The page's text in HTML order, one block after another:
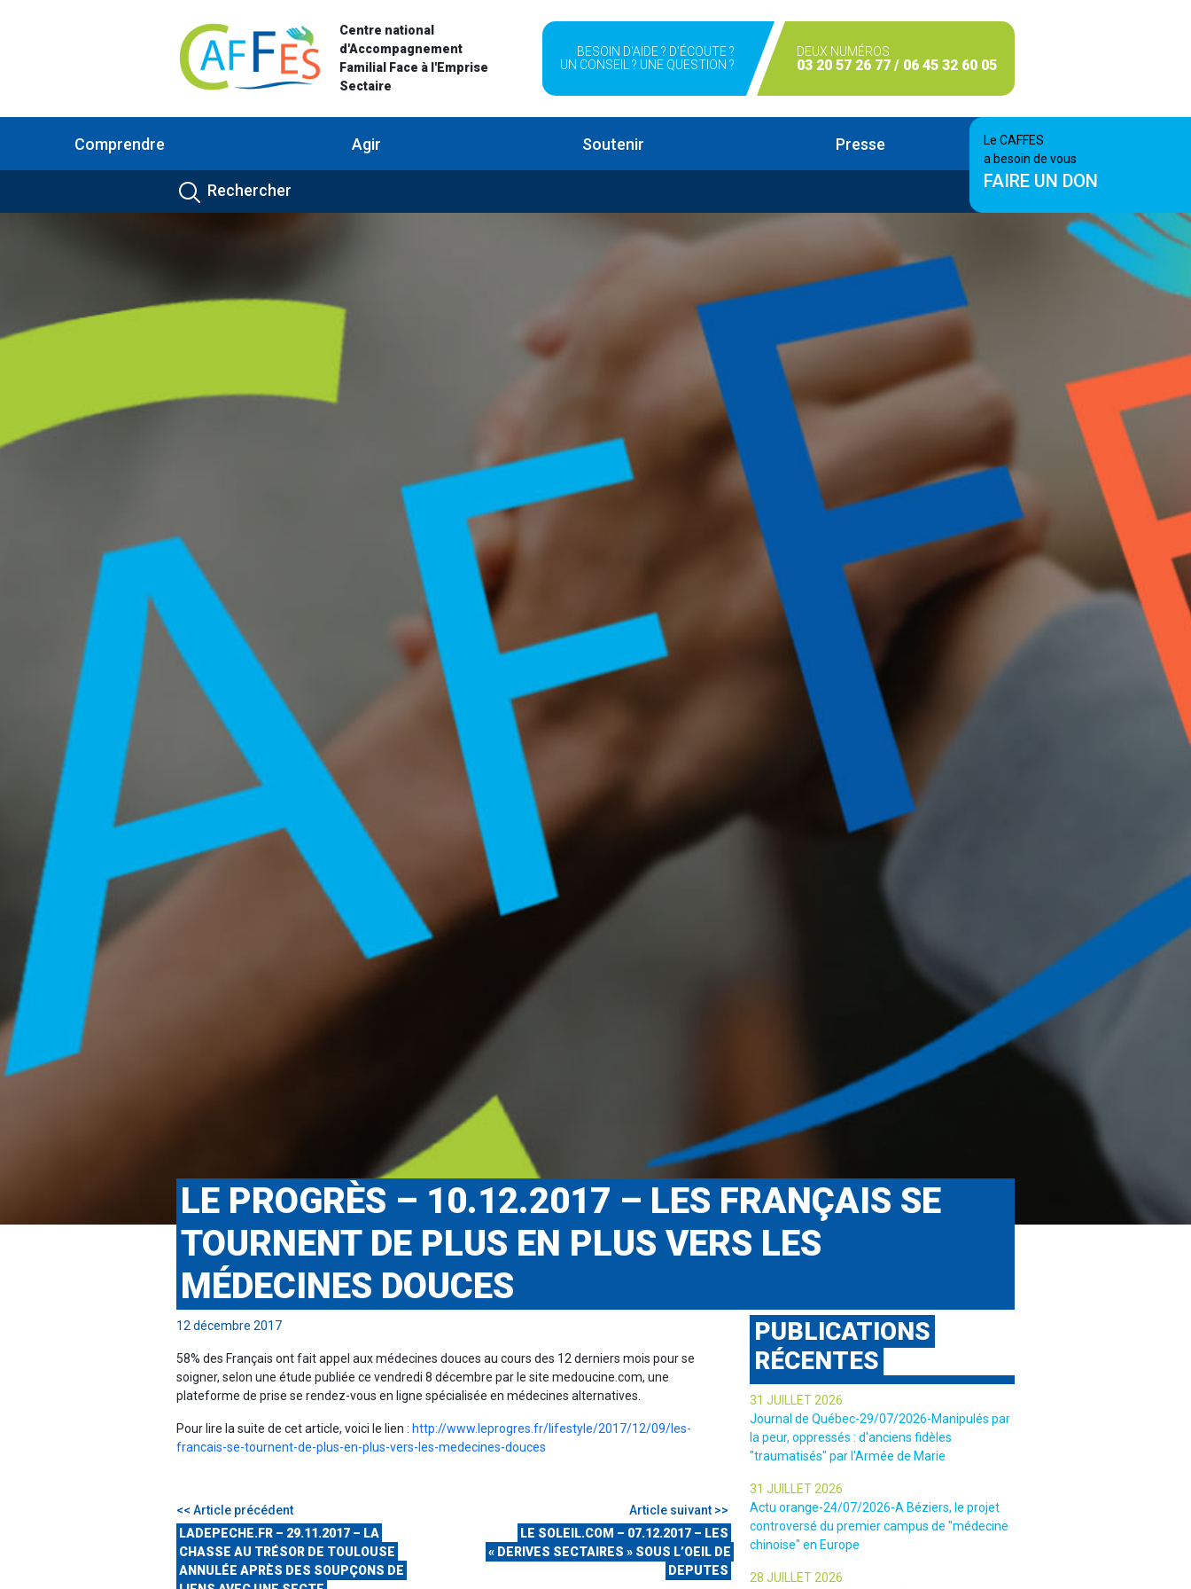
Centre national
d'Accompagnement
Familial Face à l'Emprise
Sectaire
BESOIN D'AIDE ? D'ÉCOUTE ?
UN CONSEIL ? UNE QUESTION ?
DEUX NUMÉROS
03 20 57 26 77 / 06 45 32 60 05
Comprendre Agir Soutenir Presse
Le CAFFES
a besoin de vous
FAIRE UN DON
LE PROGRÈS – 10.12.2017 – LES FRANÇAIS SE
TOURNENT DE PLUS EN PLUS VERS LES
MÉDECINES DOUCES
12 décembre 2017
58% des Français ont fait appel aux médecines douces au cours des 12 derniers mois pour se
soigner, selon une étude publiée ce vendredi 8 décembre par le site medoucine.com, une
plateforme de prise se rendez-vous en ligne spécialisée en médecines alternatives.
Pour lire la suite de cet article, voici le lien : http://www.leprogres.fr/lifestyle/2017/12/09/les-
francais-se-tournent-de-plus-en-plus-vers-les-medecines-douces
<< Article précédent
LADEPECHE.FR – 29.11.2017 – LA
CHASSE AU TRÉSOR DE TOULOUSE
ANNULÉE APRÈS DES SOUPÇONS DE
Article suivant >>
LE SOLEIL.COM – 07.12.2017 – LES
« DERIVES SECTAIRES » SOUS L’OEIL DE
DEPUTES
PUBLICATIONS
RÉCENTES
31 JUILLET 2026
Journal de Québec-29/07/2026-Manipulés par
la peur, oppressés : d'anciens fidèles
"traumatisés" par l'Armée de Marie
31 JUILLET 2026
Actu orange-24/07/2026-A Béziers, le projet
controversé du premier campus de "médecine
chinoise" en Europe
28 JUILLET 2026